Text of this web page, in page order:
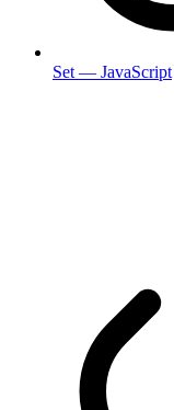
Set — JavaScript